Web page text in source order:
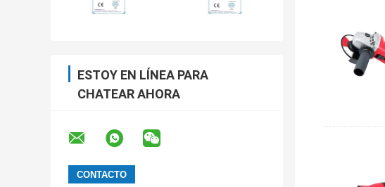
ESTOY EN LÍNEA PARA
CHATEAR AHORA